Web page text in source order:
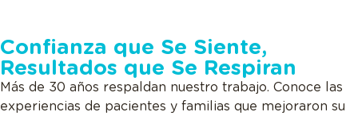
Confianza que Se Siente,
Resultados que Se Respiran
Más de 30 años respaldan nuestro trabajo. Conoce las
experiencias de pacientes y familias que mejoraron su